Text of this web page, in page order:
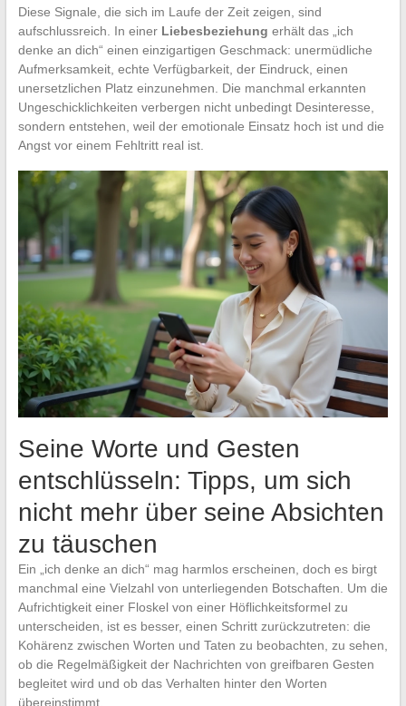
Diese Signale, die sich im Laufe der Zeit zeigen, sind
aufschlussreich. In einer Liebesbeziehung erhält das „ich
denke an dich“ einen einzigartigen Geschmack: unermüdliche
Aufmerksamkeit, echte Verfügbarkeit, der Eindruck, einen
unersetzlichen Platz einzunehmen. Die manchmal erkannten
Ungeschicklichkeiten verbergen nicht unbedingt Desinteresse,
sondern entstehen, weil der emotionale Einsatz hoch ist und die
Angst vor einem Fehltritt real ist.
Seine Worte und Gesten
entschlüsseln: Tipps, um sich
nicht mehr über seine Absichten
zu täuschen
Ein „ich denke an dich“ mag harmlos erscheinen, doch es birgt
manchmal eine Vielzahl von unterliegenden Botschaften. Um die
Aufrichtigkeit einer Floskel von einer Höflichkeitsformel zu
unterscheiden, ist es besser, einen Schritt zurückzutreten: die
Kohärenz zwischen Worten und Taten zu beobachten, zu sehen,
ob die Regelmäßigkeit der Nachrichten von greifbaren Gesten
begleitet wird und ob das Verhalten hinter den Worten
übereinstimmt.